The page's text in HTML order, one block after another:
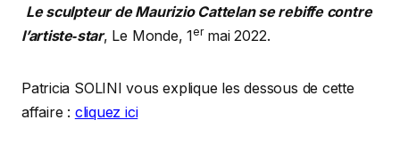
Le sculpteur de Maurizio Cattelan se rebiffe contre
l’artiste‐star, Le Monde, 1ermai 2022.
Patricia SOLINI vous explique les dessous de cette
affaire : cliquez ici